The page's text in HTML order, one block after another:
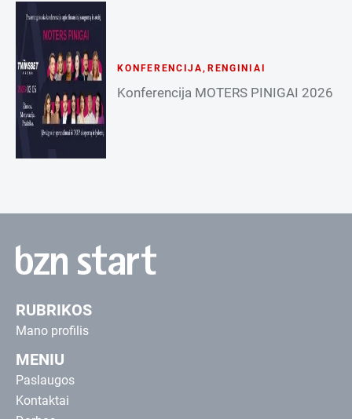
KONFERENCIJA, RENGINIAI
Konferencija MOTERS PINIGAI 2026
RUBRIKOS
Mano profilis
MENIU
Paslaugos
Kontaktai